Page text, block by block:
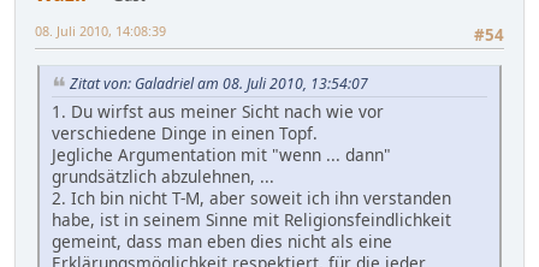
#54
08. Juli 2010, 14:08:39
Zitat von: Galadriel am 08. Juli 2010, 13:54:07
1. Du wirfst aus meiner Sicht nach wie vor
verschiedene Dinge in einen Topf.
Jegliche Argumentation mit "wenn ... dann"
grundsätzlich abzulehnen, ...
2. Ich bin nicht T-M, aber soweit ich ihn verstanden
habe, ist in seinem Sinne mit Religionsfeindlichkeit
gemeint, dass man eben dies nicht als eine
Erklärungsmöglichkeit respektiert, für die jeder